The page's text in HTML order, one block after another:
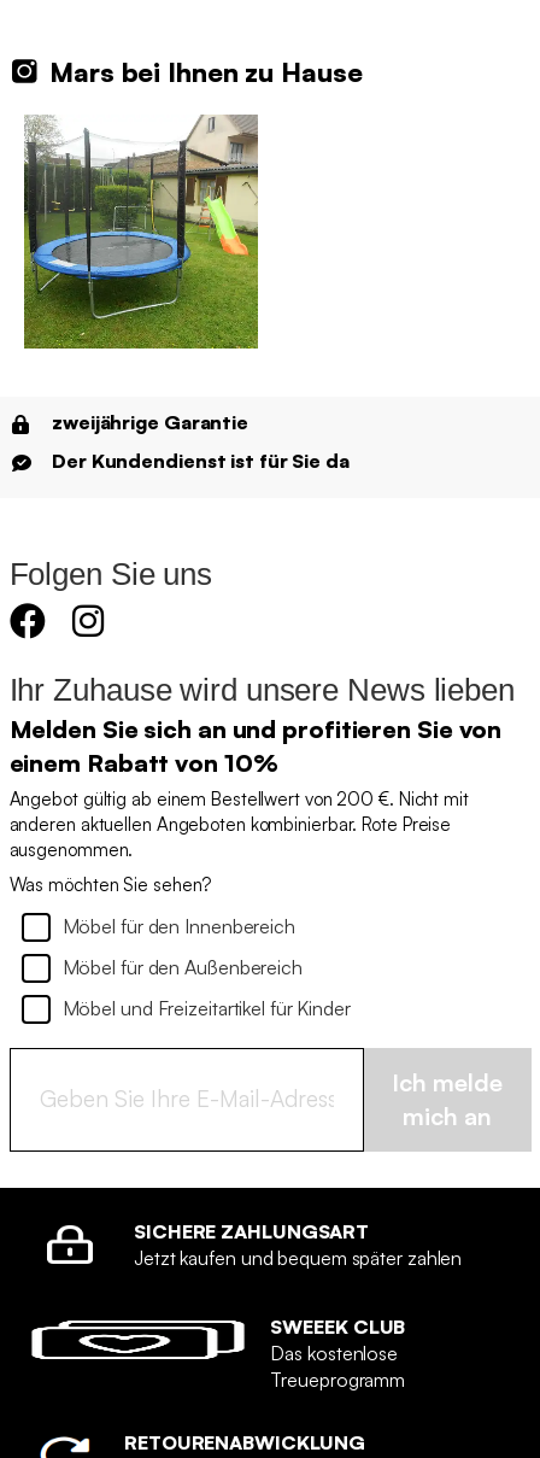
Mars bei Ihnen zu Hause
zweijährige Garantie
Der Kundendienst ist für Sie da
Folgen Sie uns
Ihr Zuhause wird unsere News lieben
Melden Sie sich an und profitieren Sie von
einem Rabatt von 10%
Angebot gültig ab einem Bestellwert von 200 €. Nicht mit
anderen aktuellen Angeboten kombinierbar. Rote Preise
ausgenommen.
Was möchten Sie sehen?
Möbel für den Innenbereich
Möbel für den Außenbereich
Möbel und Freizeitartikel für Kinder
Ich melde
mich an
SICHERE ZAHLUNGSART
Jetzt kaufen und bequem später zahlen
SWEEEK CLUB
Das kostenlose
Treueprogramm
RETOURENABWICKLUNG